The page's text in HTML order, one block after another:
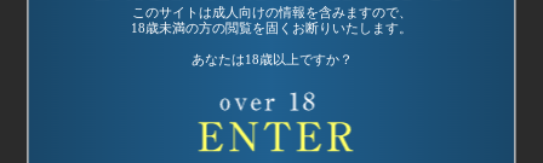
このサイトは成人向けの情報を含みますので、
18歳未満の方の閲覧を固くお断りいたします。
あなたは18歳以上ですか？
監督：さいゆ～き